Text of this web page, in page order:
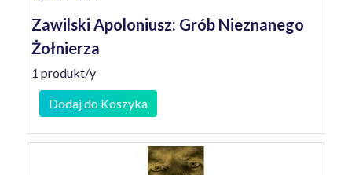
Zawilski Apoloniusz: Grób Nieznanego
Żołnierza
1 produkt/y
Dodaj do Koszyka